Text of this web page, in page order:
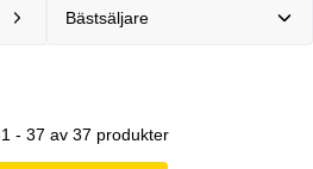
- 37 av 37 produkter